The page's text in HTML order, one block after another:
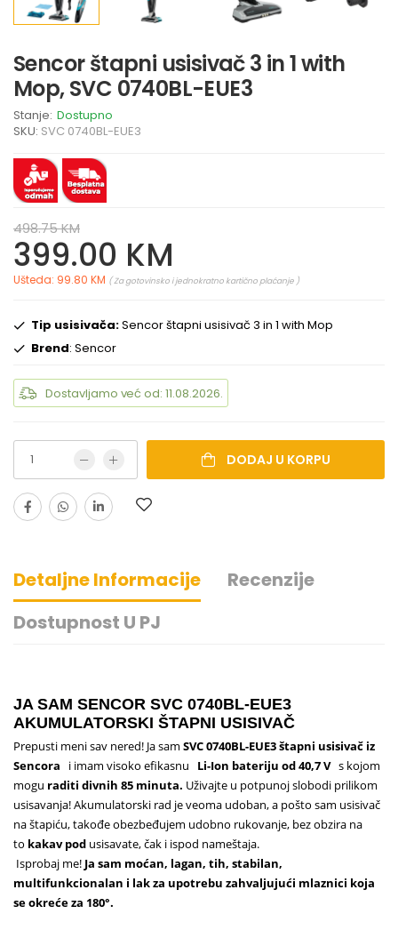
Sencor štapni usisivač 3 in 1 with
Mop, SVC 0740BL-EUE3
Stanje: Dostupno
SKU: SVC 0740BL-EUE3
498.75 KM
399.00 KM
Ušteda: 99.80 KM ( Za gotovinsko i jednokratno kartično plaćanje )
Tip usisivača:Sencor štapni usisivač 3 in 1 with Mop
Brend: Sencor
Dostavljamo već od: 11.08.2026.
DODAJ U KORPU
Detaljne Informacije
Recenzije
Dostupnost U PJ
JA SAM SENCOR SVC 0740BL-EUE3
AKUMULATORSKI ŠTAPNI USISIVAČ
Prepusti meni sav nered! Ja sam SVC 0740BL-EUE3 štapni usisivač iz
Sencora
i imam visoko efikasnu Li-Ion bateriju od 40,7 V s kojom
mogu raditi divnih 85 minuta. Uživajte u potpunoj slobodi prilikom
usisavanja!Akumulatorski rad je veoma udoban, a pošto sam usisivač
na štapiću, takođe obezbeđujem udobno rukovanje, bez obzira na
to kakav pod usisavate, čak i ispod nameštaja.
Isprobaj me! Ja sam moćan, lagan, tih, stabilan,
multifunkcionalan i lak za upotrebu zahvaljujući mlaznici koja
se okreće za 180°.